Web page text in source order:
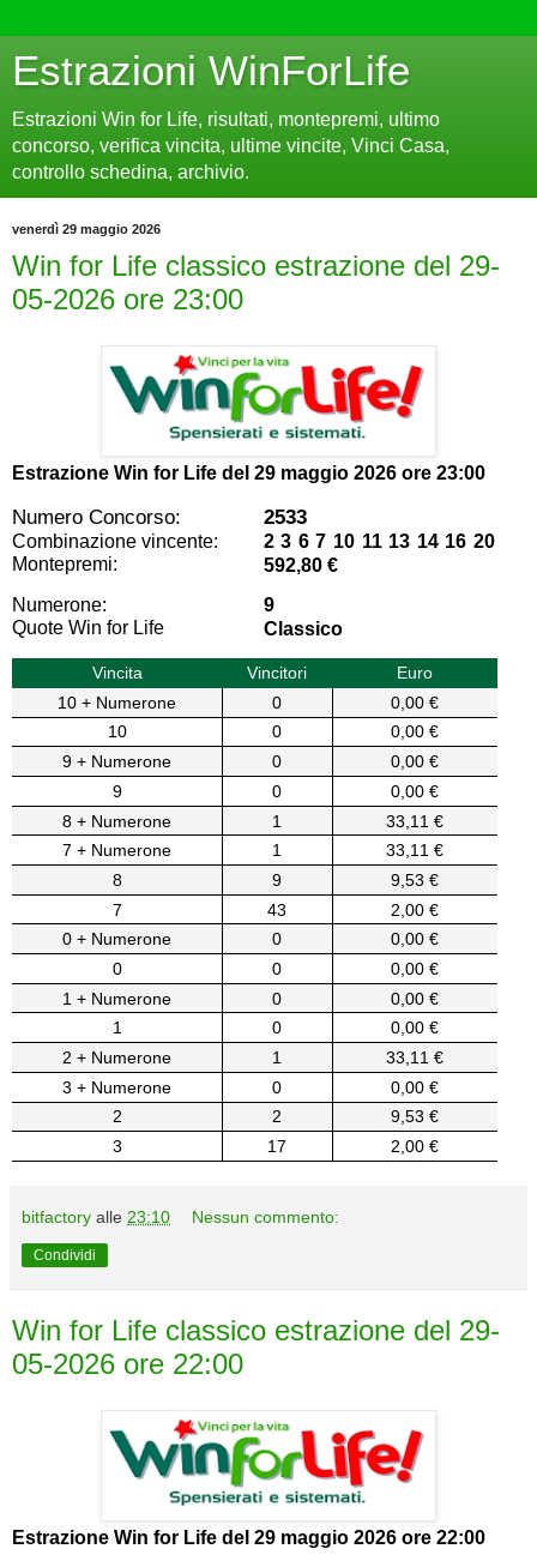
Estrazioni WinForLife
Estrazioni Win for Life, risultati, montepremi, ultimo
concorso, verifica vincita, ultime vincite, Vinci Casa,
controllo schedina, archivio.
venerdì 29 maggio 2026
Win for Life classico estrazione del 29-
05-2026 ore 23:00
Estrazione Win for Life del 29 maggio 2026 ore 23:00
Numero Concorso: 2533
Combinazione vincente:
2 3 6 7 10 11 13 14 16 20
Montepremi:
592,80 €
Numerone:
9
Quote Win for Life
Classico
Vincita Vincitori
Euro
10 + Numerone
0
0,00 €
10
0
0,00 €
9 + Numerone
0
0,00 €
9
0
0,00 €
8 + Numerone
1
33,11 €
7 + Numerone
1
33,11 €
8
9
9,53 €
7
43
2,00 €
0 + Numerone
0
0,00 €
0
0
0,00 €
1 + Numerone
0
0,00 €
1
0
0,00 €
2 + Numerone
1
33,11 €
3 + Numerone
0
0,00 €
2
2
9,53 €
3
17 2,00 €
bitfactory alle 23:10 Nessun commento:
Condividi
Win for Life classico estrazione del 29-
05-2026 ore 22:00
Estrazione Win for Life del 29 maggio 2026 ore 22:00